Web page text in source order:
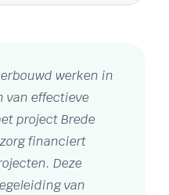
werken in
van effectieve
project Brede
financiert
Deze
van